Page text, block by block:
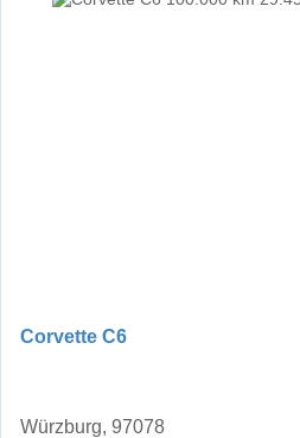
Corvette C6
Würzburg, 97078